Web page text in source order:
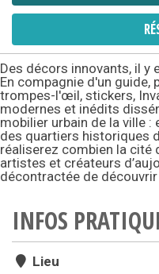
Des décors innovants, il y
En compagnie d'un guide,
trompes-l'œil, stickers,
modernes et inédits
mobilier urbain de la ville :
des quartiers historiques
réaliserez combien la cité
artistes et créateurs
décontractée de découvrir
INFOS
Lieu